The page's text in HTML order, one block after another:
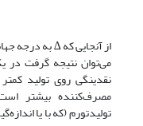
می‌توان نتیجه گرفت در
نقدینگی روی تولید
تولید‌تورم (که با یا